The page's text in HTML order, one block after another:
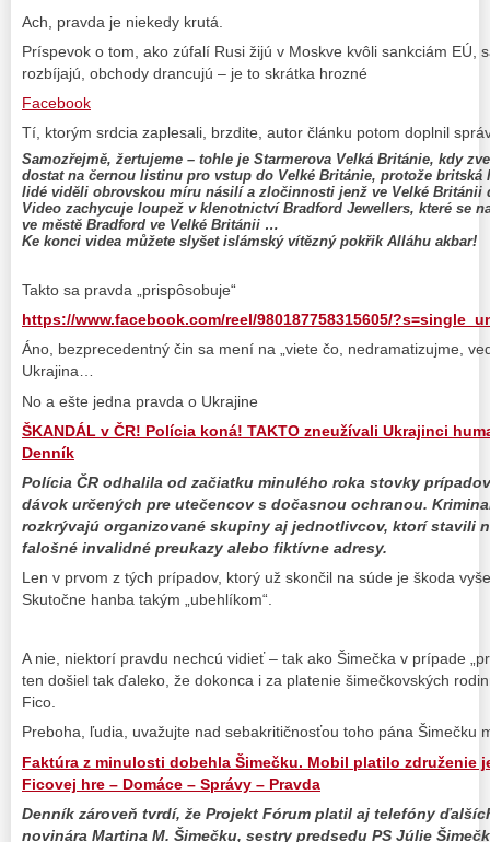
Ach, pravda je niekedy krutá.
Príspevok o tom, ako zúfalí Rusi žijú v Moskve kvôli sankciám EÚ,
rozbíjajú, obchody drancujú – je to skrátka hrozné
Facebook
Tí, ktorým srdcia zaplesali, brzdite, autor článku potom doplnil
Samozřejmě, žertujeme – tohle je Starmerova Velká Británie, kdy
dostat na černou listinu pro vstup do Velké Británie, protože britská
lidé viděli obrovskou míru násilí a zločinnosti jenž ve Velké Británii
Video zachycuje loupež v klenotnictví Bradford Jewellers, které se
ve městě Bradford ve Velké Británii …
Ke konci videa můžete slyšet islámský vítězný pokřik Alláhu akbar!
Takto sa pravda „prispôsobuje“
https://www.facebook.com/reel/980187758315605/
Áno, bezprecedentný čin sa mení na „viete čo, nedramatizujme,
Ukrajina…
No a ešte jedna pravda o Ukrajine
ŠKANDÁL v ČR! Polícia koná! TAKTO zneužívali Ukrajinci
Denník
Polícia ČR odhalila od začiatku minulého roka stovky
dávok určených pre utečencov s dočasnou ochranou.
rozkrývajú organizované skupiny aj jednotlivcov, ktorí stavili
falošné invalidné preukazy alebo fiktívne adresy.
Len v prvom z tých prípadov, ktorý už skončil na súde je škoda
Skutočne hanba takým „ubehlíkom“.
A nie, niektorí pravdu nechcú vidieť – tak ako Šimečka v prípade
ten došiel tak ďaleko, že dokonca i za platenie šimečkovských
Fico.
Preboha, ľudia, uvažujte nad sebakritičnosťou toho pána Šimečku
Faktúra z minulosti dobehla Šimečku. Mobil platilo združenie
Ficovej hre – Domáce – Správy – Pravda
Denník zároveň tvrdí, že Projekt Fórum platil aj telefóny
novinára Martina M. Šimečku, sestry predsedu PS Júlie